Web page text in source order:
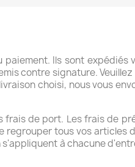
Ils sont expédiés
contre signature.
choisi, nous vous
de port. Les frais de
tous vos articles
à chacune